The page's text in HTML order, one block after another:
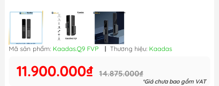
Mã sản phẩm: Kaadas.Q9 FVP | Thương hiệu: Kaadas
11.900.000₫ 14.875.000₫
*Giá chưa bao gồm VAT